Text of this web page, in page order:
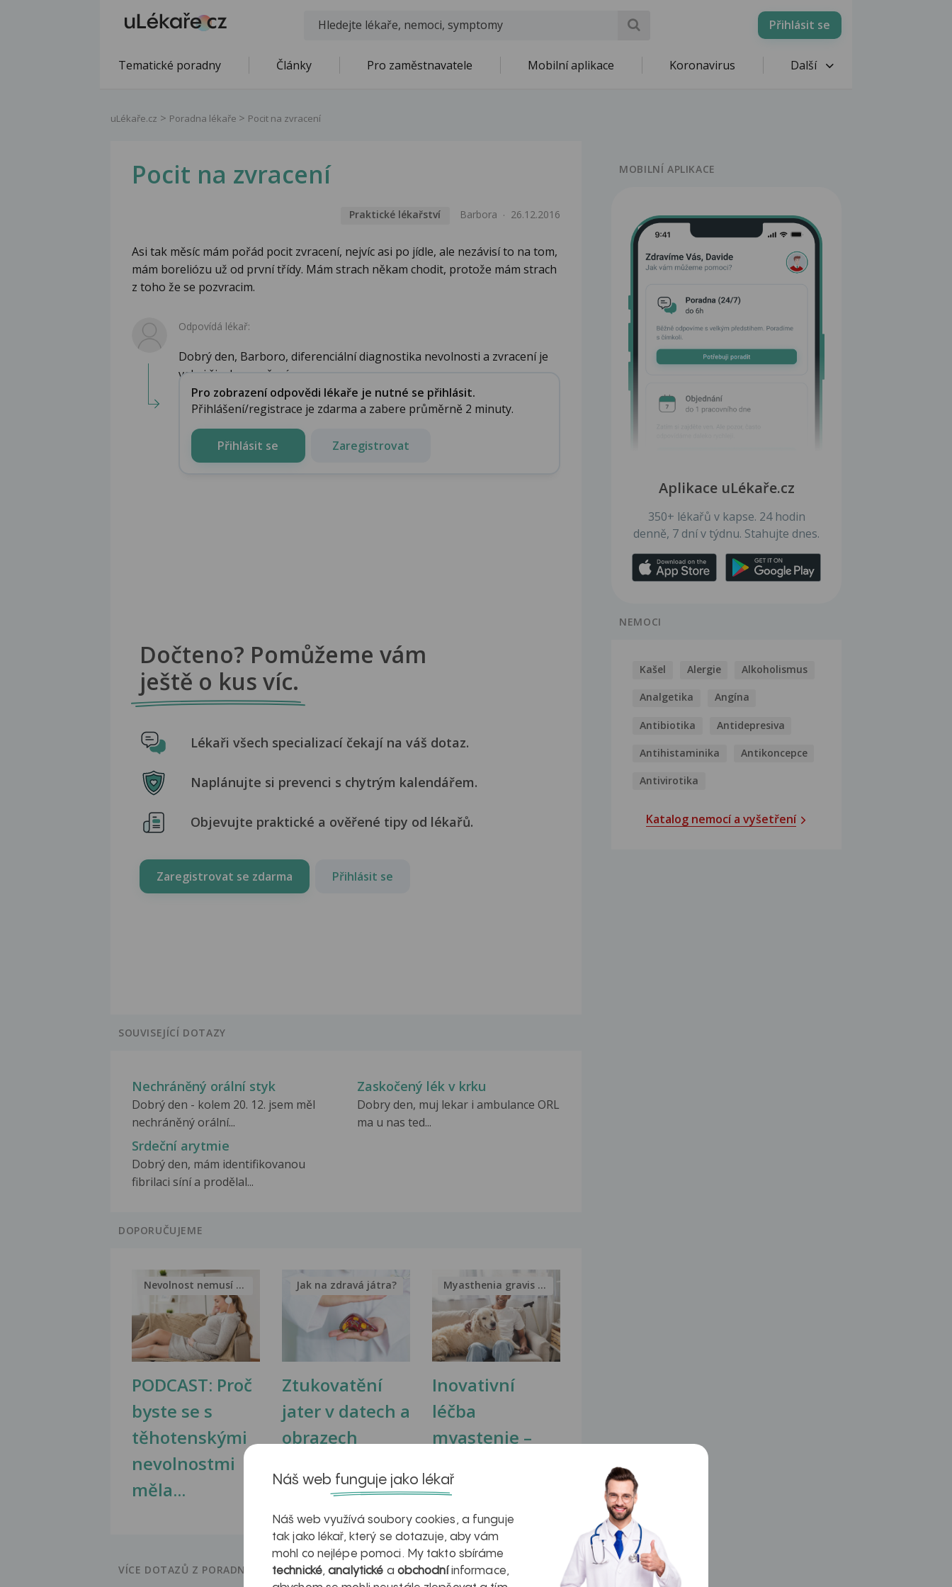
Přihlásit se
Tematické poradny Články Pro zaměstnavatele Mobilní aplikace Koronavirus Další
uLékaře.cz Poradna lékaře Pocit na zvracení
Pocit na zvracení
Praktické lékařství Barbora 26.12.2016
Asi tak měsíc mám pořád pocit zvracení, nejvíc asi po jídle, ale nezávisí to na tom,
mám boreliózu už od první třídy. Mám strach někam chodit, protože mám strach
z toho že se pozvracim.
Odpovídá lékař:
Dobrý den, Barboro, diferenciální diagnostika nevolnosti a zvracení je
velmi široka a určení ...
Pro zobrazení odpovědi lékaře je nutné se přihlásit.
Přihlášení/registrace je zdarma a zabere průměrně 2 minuty.
Přihlásit se Zaregistrovat
Dočteno? Pomůžeme vám
ještě o kus víc.
Lékaři všech specializací čekají na váš dotaz.
Naplánujte si prevenci s chytrým kalendářem.
Objevujte praktické a ověřené tipy od lékařů.
Zaregistrovat se zdarma Přihlásit se
SOUVISEJÍCÍ DOTAZY
Nechráněný orální styk
Dobrý den - kolem 20. 12. jsem měl
nechráněný orální...
Zaskočený lék v krku
Dobry den, muj lekar i ambulance ORL
ma u nas ted...
Srdeční arytmie
Dobrý den, mám identifikovanou
fibrilaci síní a prodělal...
DOPORUČUJEME
PODCAST: Proč
byste se s
těhotenskými
nevolnostmi
měla...
Nevolnost nemusí být nutnou...
Ztukovatění
jater v datech a
obrazech
Jak na zdravá játra?
Inovativní
léčba
myastenie –
kteří ji...
Myasthenia gravis – vše, co...
VÍCE DOTAZŮ Z PORADNY
MOBILNÍ APLIKACE
Aplikace uLékaře.cz
350+ lékařů v kapse. 24 hodin
denně, 7 dní v týdnu. Stahujte dnes.
NEMOCI
Kašel Alergie Alkoholismus
Analgetika Angína
Antibiotika Antidepresiva
Antihistaminika Antikoncepce
Antivirotika
Katalog nemocí a vyšetření
Náš web funguje jako lékař
Náš web využívá soubory cookies, a funguje
tak jako lékař, který se dotazuje, aby vám
mohl co nejlépe pomoci. My takto sbíráme
technické,analytické a obchodníinformace,